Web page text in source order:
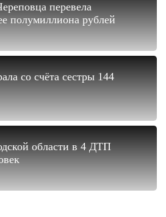
перевела
полумиллиона рублей
со счёта сестры 144
области в 4 ДТП